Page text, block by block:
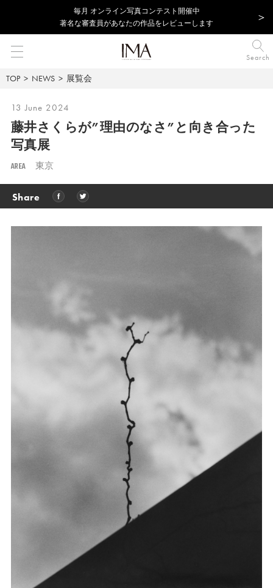
毎⽉ オンライン写真コンテスト開催中
著名な審査員があなたの作品をレビューします
Search
TOP NEWS 展覧会
13 June 2024
藤井さくらが”理由のなさ”と向き合った
写真展
AREA 東京
Share